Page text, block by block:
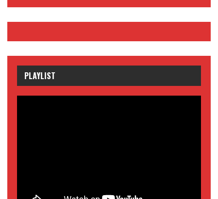
PLAYLIST